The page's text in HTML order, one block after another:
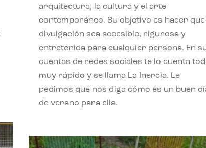
arquitectura, la cultura y el arte
contemporáneo. Su objetivo es hacer que
divulgación sea accesible, rigurosa y
entretenida para cualquier persona. En
cuentas de redes sociales te lo cuenta
muy rápido y se llama La Inercia. Le
pedimos que nos diga cómo es un buen
de verano para ella.